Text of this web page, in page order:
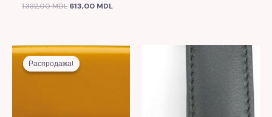
1.332,00MDL 613,00 MDL
Распродажа!
Распродажа!
Первоначальная
цена
составляла
Текущая